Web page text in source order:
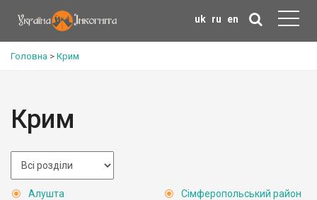
uk ru en
Головна > Крим
Крим
Алушта
Сімферопольський район